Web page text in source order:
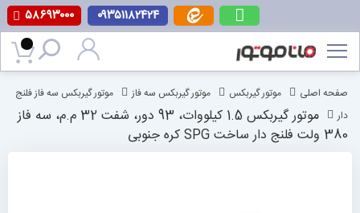
۵۸۶۹۳۰۰۰ ۰۹۳۵۱۱۸۲۴۲۴
پرش
به
محتوا
صفحه اصلی موتور گیربکس موتور گیربکس سه فاز
موتور گیربکس سه فاز فلنج
دار
موتور گیربکس 1.5 کیلووات، 93 دور، شفت 32 م.م، سه فاز
380 ولت فلنج دار ساخت SPG کره جنوبی